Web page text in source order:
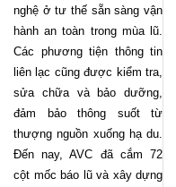
nghệ ở tư thế sẵn sàng vận
hành an toàn trong mùa lũ.
Các phương tiện thông tin
liên lạc cũng được kiểm tra,
sửa chữa và bảo dưỡng,
đảm bảo thông suốt từ
thượng nguồn xuống hạ du.
Đến nay, AVC đã cắm 72
cột mốc báo lũ và xây dựng